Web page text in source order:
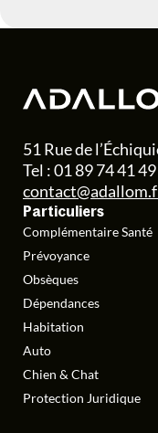
51 Rue de
Tel : 01 89 74 41 49
Particuliers
Complémentaire Santé
Prévoyance
Obsèques
Dépendances
Habitation
Auto
Chien & Chat
Protection Juridique